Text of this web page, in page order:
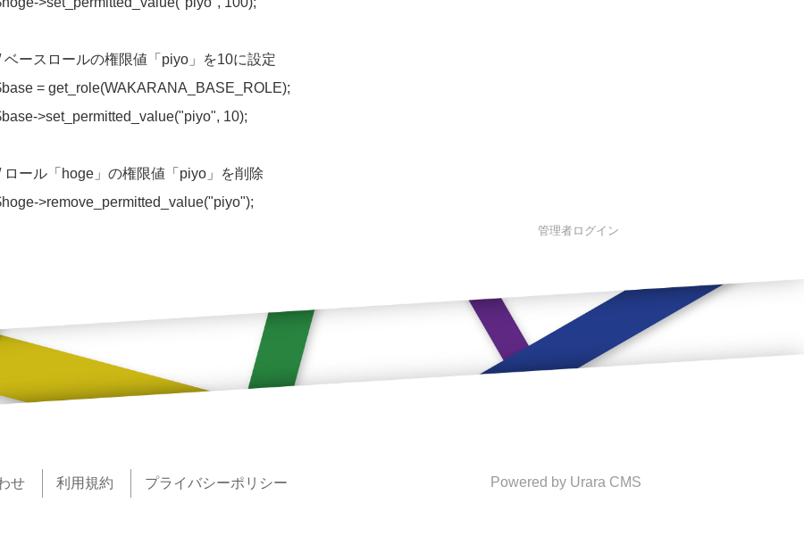
ベースロールの権限値「piyo」を10に設定
= get_role(WAKARANA_BASE_ROLE);
>set_permitted_value("piyo", 10);
ロール「hoge」の権限値「piyo」を削除
>remove_permitted_value("piyo");
管理者ログイン
せ 利用規約 プライバシーポリシー Powered by Urara CMS